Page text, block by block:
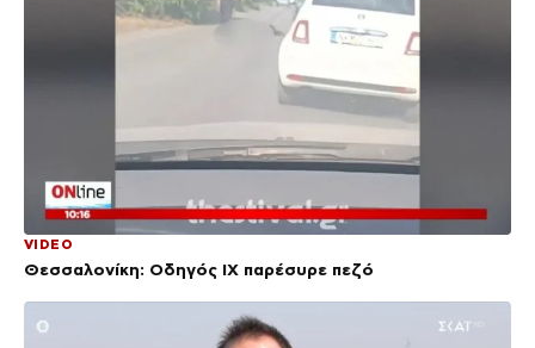
VIDEO
Θεσσαλονίκη: Οδηγός ΙΧ παρέσυρε πεζό